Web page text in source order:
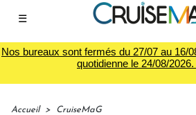
☰
Nos bureaux sont fermés du 27/07 au 16/
quotidienne le 24/08/
Accueil > CruiseMaG